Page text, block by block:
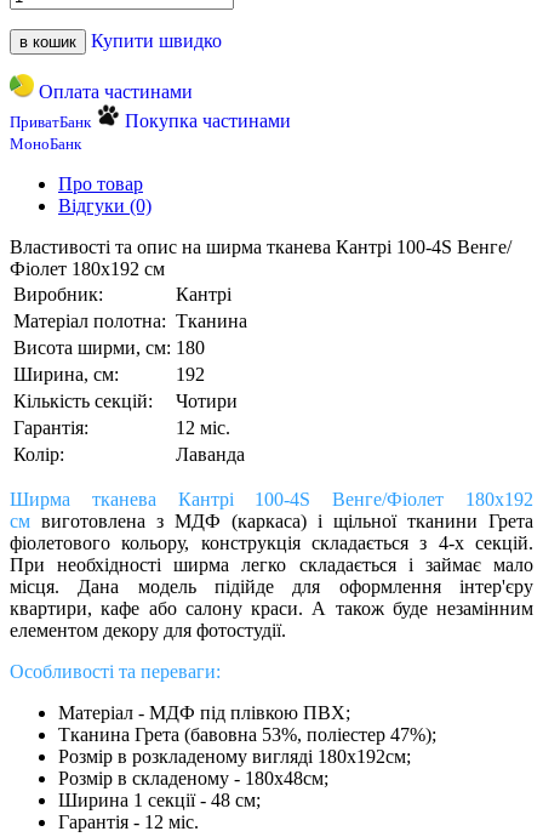
в кошик Купити швидко
Оплата частинами
ПриватБанк Покупка частинами
МоноБанк
Про товар
Відгуки (0)
Властивості та опис на ширма тканева Кантрі 100-4S Венге/
Фіолет 180х192 см
Виробник:
Кантрі
Матеріал полотна: Тканина
Висота ширми, см: 180
Ширина, см:
192
Кількість секцій:
Чотири
Гарантія:
12 міс.
Колір:
Лаванда
Ширма тканева Кантрі 100-4S Венге/Фіолет 180х192
см виготовлена ​​з МДФ (каркаса) і щільної тканини Грета
фіолетового кольору, конструкція складається з 4-х секцій.
При необхідності ширма легко складається і займає мало
місця. Дана модель підійде для оформлення інтер'єру
квартири, кафе або салону краси. А також буде незамінним
елементом декору для фотостудії.
Особливості та переваги: ​​
Матеріал - МДФ під плівкою ПВХ;
Тканина Грета (бавовна 53%, поліестер 47%);
Розмір в розкладеному вигляді 180х192см;
Розмір в складеному - 180х48см;
Ширина 1 секції - 48 см;
Гарантія - 12 міс.